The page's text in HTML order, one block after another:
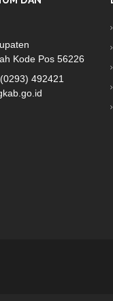
Kode Pos 56226
492421